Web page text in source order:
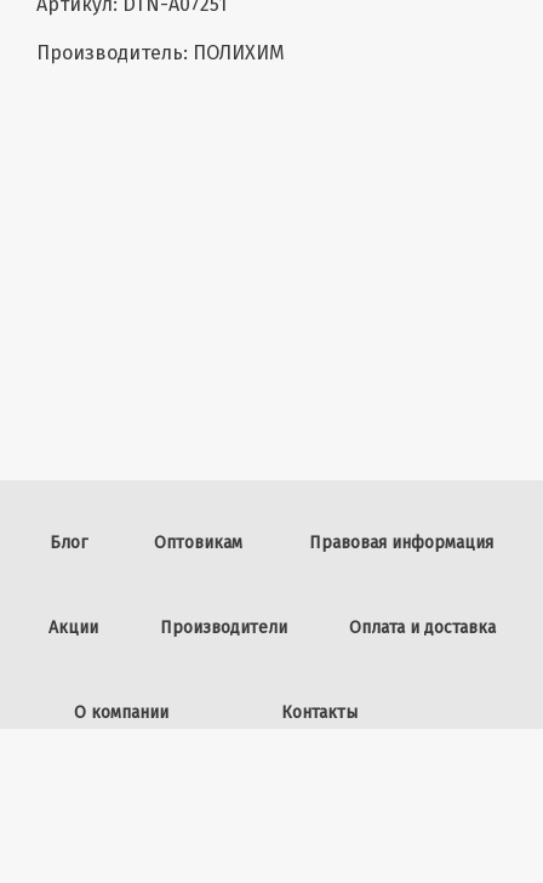
Производитель: ПОЛИХИМ
Блог Оптовикам Правовая информация
Акции Производители Оплата и доставка
О компании Контакты